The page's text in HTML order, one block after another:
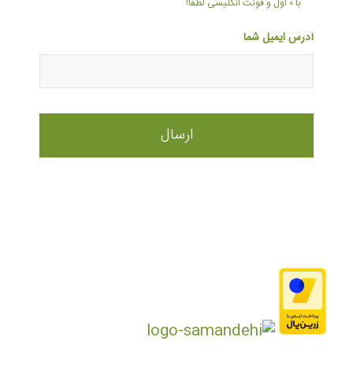
آدرس ایمیل شما